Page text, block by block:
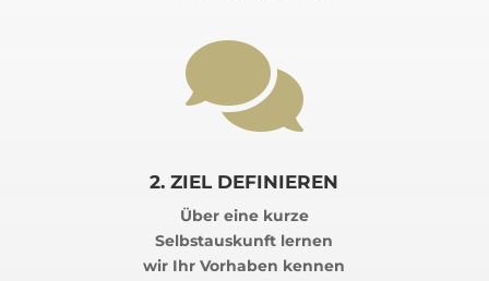

2. ZIEL DEFINIEREN
Über eine kurze
Selbstauskunft lernen
wir Ihr Vorhaben kennen